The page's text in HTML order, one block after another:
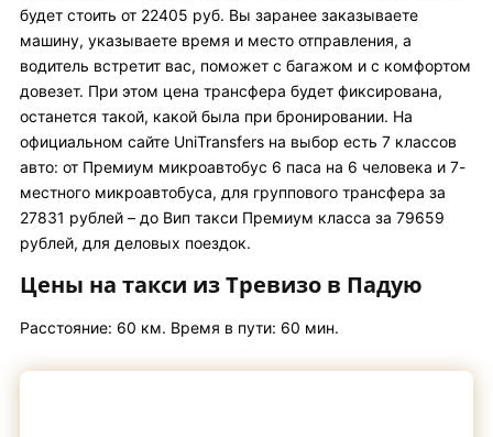
будет стоить от 22405 руб. Вы заранее заказываете
машину, указываете время и место отправления, а
водитель встретит вас, поможет с багажом и с комфортом
довезет. При этом цена трансфера будет фиксирована,
останется такой, какой была при бронировании. На
официальном сайте UniTransfers на выбор есть 7 классов
авто: от Премиум микроавтобус 6 паса на 6 человека и 7-
местного микроавтобуса, для группового трансфера за
27831 рублей – до Вип такси Премиум класса за 79659
рублей, для деловых поездок.
Цены на такси из Тревизо в Падую
Расстояние: 60 км. Время в пути: 60 мин.